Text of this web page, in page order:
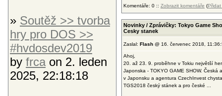
» Soutěž >> tvorba
hry pro DOS >>
#hvdosdev2019
by frca on 2. leden
2025, 22:18:18
Komentáře: 0 :: Zobrazit komentáře (Přidat
Novinky / Zprávičky: Tokyo Game
Cesky stanek
Zaslal: Flash @ 16. červenec 2018,
Ahoj,
20. až 23. 9. proběhne v Tokiu největší
Japonska - TOKYO GAME SHOW. Česká
v Japonsku a agentura CzechInvest
TGS2018 český stánek a pro české ...